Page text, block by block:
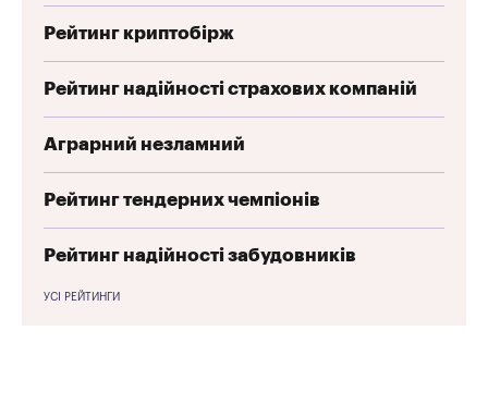
Рейтинг криптобірж
Рейтинг надійності страхових компаній
Аграрний незламний
Рейтинг тендерних чемпіонів
Рейтинг надійності забудовників
УСІ РЕЙТИНГИ